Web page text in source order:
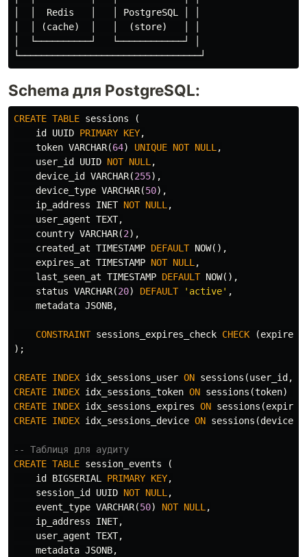
│  │  Redis   │   │ PostgreSQL │ │
│  │ (cache)  │   │  (store)   │ │
│  └──────────┘   └────────────┘ │
Schema для PostgreSQL:
CREATE TABLE sessions
(
id
UUID PRIMARY KEY,
token VARCHAR(64) UNIQUE NOT NULL ,
user_id
UUID NOT NULL ,
device_id
VARCHAR(255),
device_type VARCHAR(50),
ip_address
INET NOT NULL ,
user_agent TEXT,
country VARCHAR(2),
created_at TIMESTAMP DEFAULT NOW(),
expires_at TIMESTAMP NOT NULL ,
last_seen_at TIMESTAMP DEFAULT NOW(),
status VARCHAR(20) DEFAULT 'active' ,
metadata JSONB,
CONSTRAINT sessions_expires_check CHECK (
);
CREATE INDEX idx_sessions_user ON sessions (user_id ,
CREATE INDEX idx_sessions_token ON sessions (token)
CREATE INDEX idx_sessions_expires ON sessions (
CREATE INDEX idx_sessions_device ON sessions (
-- Таблиця для аудиту
CREATE TABLE session_events
(
id
BIGSERIAL PRIMARY KEY,
session_id
UUID NOT NULL ,
event_type VARCHAR(50) NOT NULL ,
ip_address
INET,
user_agent TEXT,
metadata JSONB,